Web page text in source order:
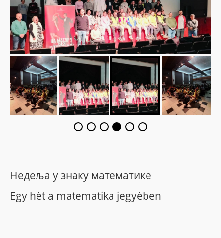
Недеља у знаку математике
Egy hèt a matematika jegyèben